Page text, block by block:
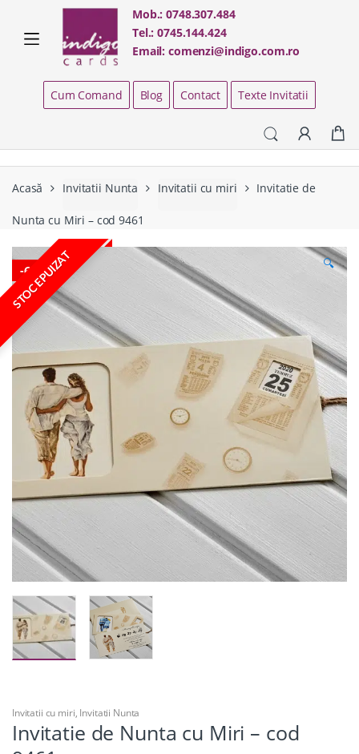
navigation
content
Mob.:0748.307.484
Tel.:0745.144.424
Email:comenzi@indigo.com.ro
Cum Comand Blog Contact Texte Invitatii
Acasă Invitatii Nunta Invitatii cu miri Invitatie de
Nunta cu Miri – cod 9461
STOC EPUIZAT
-66% 🔍
Invitatii cu miri, Invitatii Nunta
Invitatie de Nunta cu Miri – cod